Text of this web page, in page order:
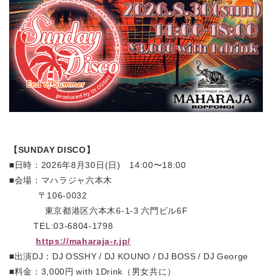
【SUNDAY DISCO】
■日時：2026年8月30日(日) 14:00〜18:00
■会場：マハラジャ六本木
〒106-0032
東京都港区六本木6-1-3 六門ビル6F
TEL:03-6804-1798
https://maharaja-r.jp/
■出演DJ：DJ OSSHY / DJ KOUNO / DJ BOSS / DJ George
■料金：3,000円 with 1Drink（男女共に）